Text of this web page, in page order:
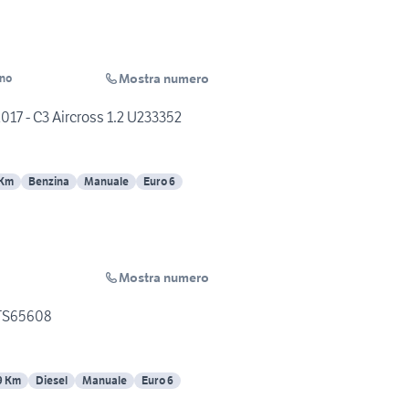
Mostra numero
- C3 Aircross 1.2 U233352
Benzina Manuale Euro 6
Mostra numero
Km Diesel Manuale Euro 6